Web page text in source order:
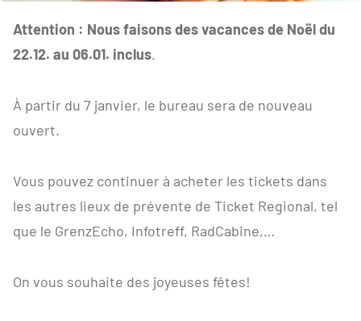
Attention : Nous faisons des vacances de Noël du
22.12. au 06.01. inclus.
À partir du 7 janvier, le bureau sera de nouveau
ouvert.
Vous pouvez continuer à acheter les tickets dans
les autres lieux de prévente de Ticket Regional, tel
que le GrenzEcho, Infotreff, RadCabine,…
On vous souhaite des joyeuses fêtes!